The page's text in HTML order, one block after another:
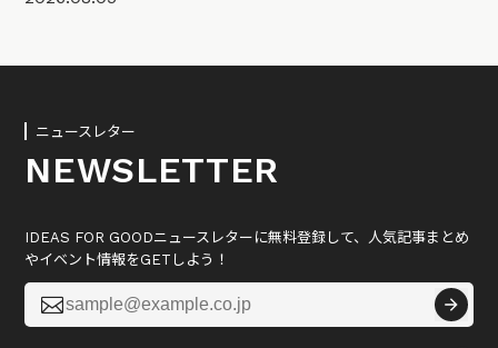
ニュースレター
NEWSLETTER
IDEAS FOR GOODニュースレターに無料登録して、人気記事まとめ
やイベント情報をGETしよう！
